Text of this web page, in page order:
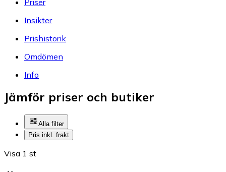
Insikter
Prishistorik
Omdömen
Info
Jämför priser och butiker
Alla filter
Pris inkl. frakt
Visa 1 st